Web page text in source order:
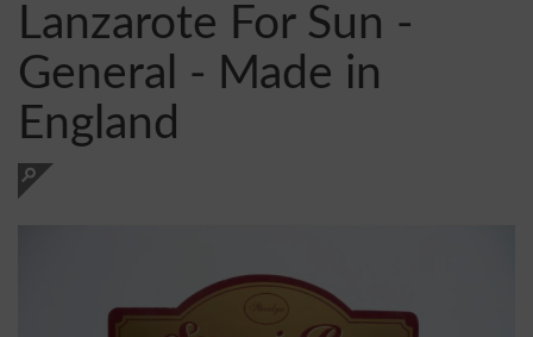
Lanzarote For Sun -
General - Made in
England